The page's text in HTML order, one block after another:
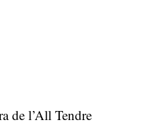
de l’All Tendre